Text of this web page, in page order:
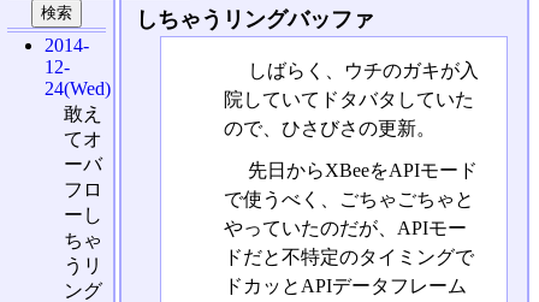
しちゃうリングバッファ
しばらく、ウチのガキが入
院していてドタバタしていた
ので、ひさびさの更新。
先日からXBeeをAPIモード
で使うべく、ごちゃごちゃと
やっていたのだが、APIモー
ドだと不特定のタイミングで
ドカッとAPIデータフレーム
2014-
12-
24(Wed)
敢え
てオ
ーバ
フロ
ーし
ちゃ
うリ
ング